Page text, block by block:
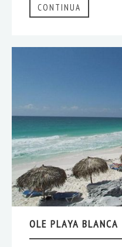
CONTINUA
OLE PLAYA BLANCA